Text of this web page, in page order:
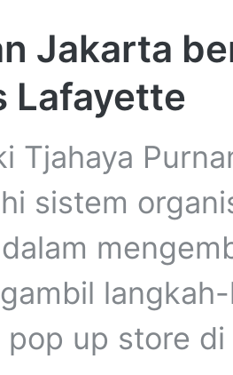
Jakarta
Lafayette
Tjahaya
sistem
pop up store